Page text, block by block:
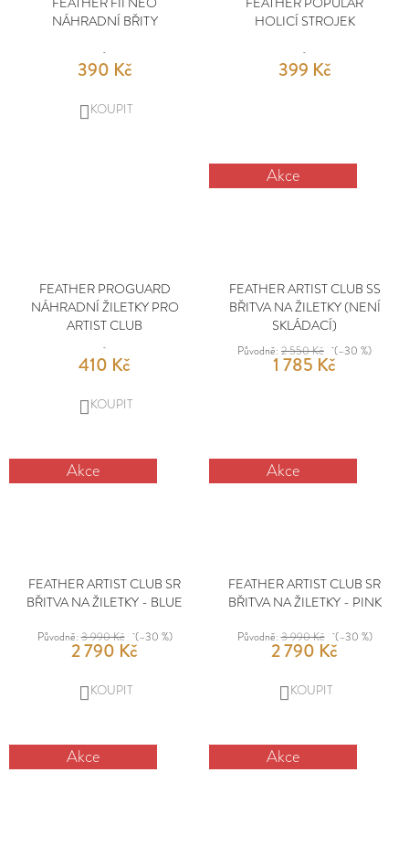
NÁHRADNÍ BŘITY
390 Kč
DO
HOLICÍ STROJEK
399 Kč
FEATHER PROGUARD
NÁHRADNÍ ŽILETKY PRO
ARTIST CLUB
410 Kč
DO
Akce
FEATHER ARTIST CLUB SS
BŘITVA NA ŽILETKY (NENÍ
SKLÁDACÍ)
Původně: 2 550 Kč (–30 %)
1 785 Kč
Akce
FEATHER ARTIST CLUB SR
BŘITVA NA ŽILETKY - BLUE
Původně:3 990 Kč (–30 %)
2 790 Kč
DO
Akce
FEATHER ARTIST CLUB SR
BŘITVA NA ŽILETKY - PINK
Původně:3 990 Kč (–30 %)
2 790 Kč
DO
Akce
Akce